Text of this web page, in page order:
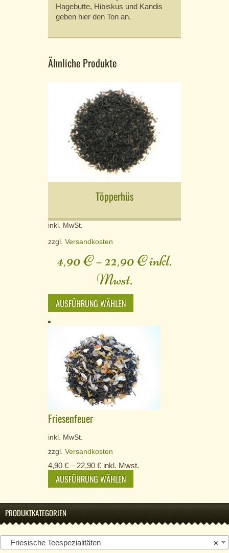
Hagebutte, Hibiskus und Kandis
geben hier den Ton an.
Ähnliche Produkte
Töpperhüs
inkl. MwSt.
zzgl. Versandkosten
4,90€–22,90€inkl.
Mwst.
AUSFÜHRUNG WÄHLEN
Friesenfeuer
inkl. MwSt.
zzgl. Versandkosten
4,90 € – 22,90 € inkl. Mwst.
AUSFÜHRUNG WÄHLEN
PRODUKTKATEGORIEN
×
Friesische Teespezialitäten